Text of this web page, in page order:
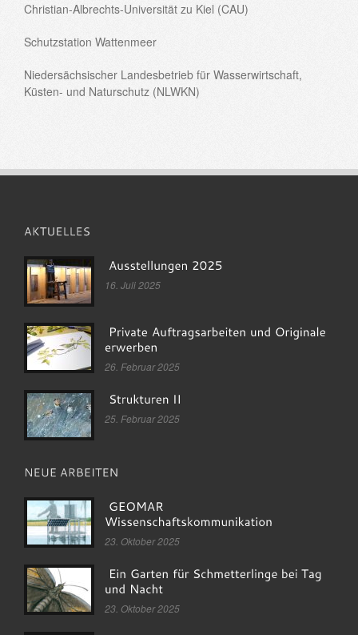
Christian-Albrechts-Universität zu Kiel (CAU)
Schutzstation Wattenmeer
Niedersächsischer Landesbetrieb für Wasserwirtschaft,
Küsten- und Naturschutz (NLWKN)
16. Juli 2025
26. Februar 2025
25. Februar 2025
23. Oktober 2025
23. Oktober 2025